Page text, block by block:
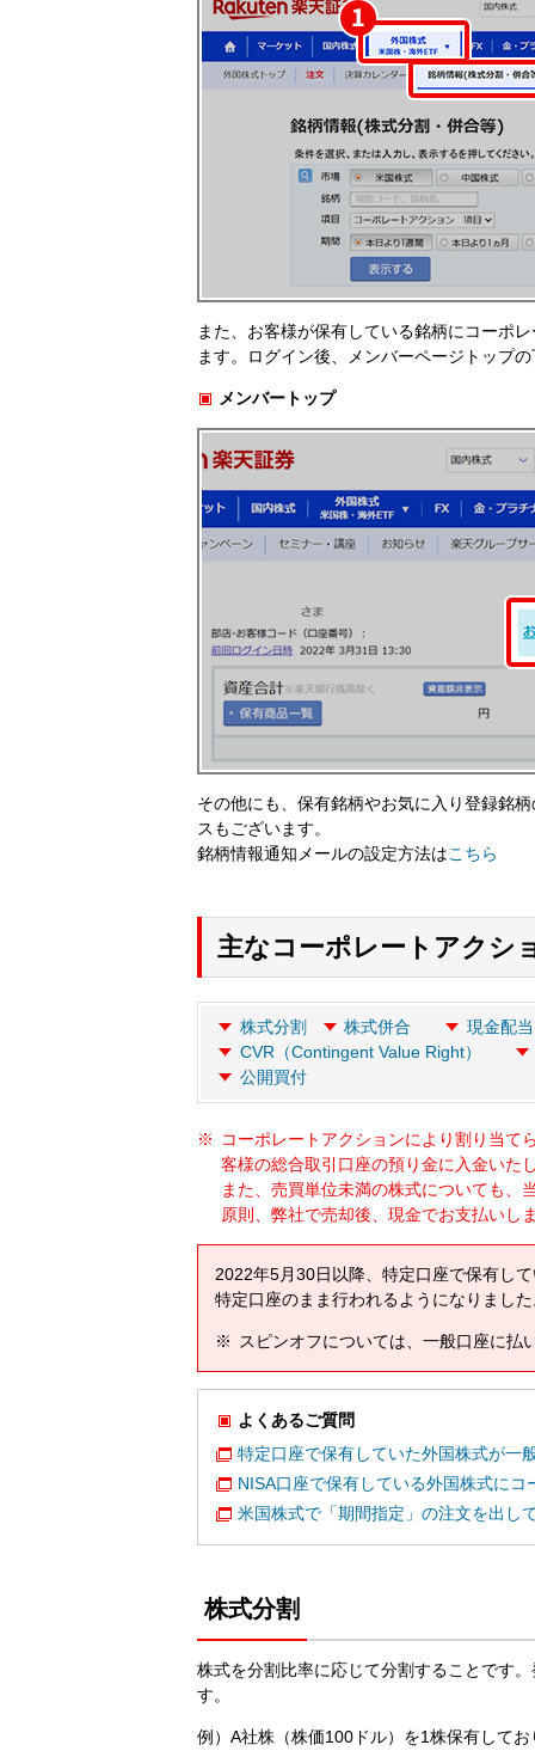
また、お客様が保有している銘柄にコーポ
ます。ログイン後、メンバーページトップ
メンバートップ
その他にも、保有銘柄やお気に入り登録銘
スもございます。
銘柄情報通知メールの設定方法はこちら
主なコーポレートアクシ
株式分割 株式併合
現金配当
CVR（Contingent Value Right）
公開買付
コーポレートアクションにより割り当て
客様の総合取引口座の預り金に入金いた
また、売買単位未満の株式についても、
原則、弊社で売却後、現金でお支払いし
2022年5月30日以降、特定口座で保有し
特定口座のまま行われるようになりまし
スピンオフについては、一般口座に払
よくあるご質問
特定口座で保有していた外国株式が一
NISA口座で保有している外国株式に
米国株式で「期間指定」の注文を出し
株式分割
株式を分割比率に応じて分割することです
す。
例）A社株（株価100ドル）を1株保有して